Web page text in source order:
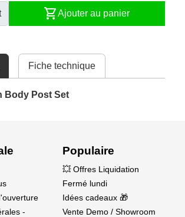
shopping_cartAjouter au panier
Fiche technique
Body Post Set
-
Populaire
💥 Offres Liquidation
Fermé lundi
Idées cadeaux 🎁
Vente Demo / Showroom